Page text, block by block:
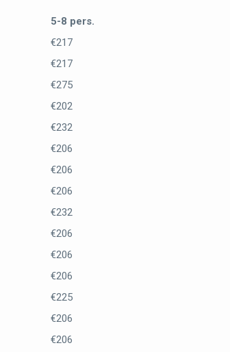
5-8 pers.
€217
€217
€275
€202
€232
€206
€206
€206
€232
€206
€206
€206
€225
€206
€206